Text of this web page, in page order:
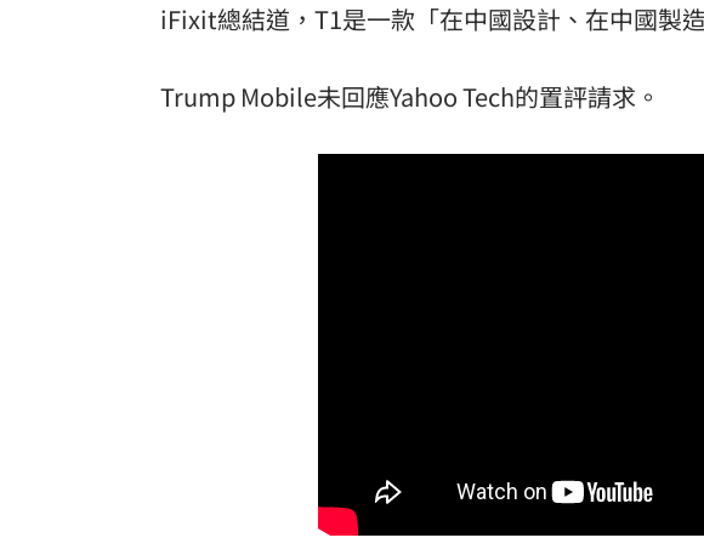
iFixit總結道，T1是一款「在中國設計、在中國製
Trump Mobile未回應Yahoo Tech的置評請求。